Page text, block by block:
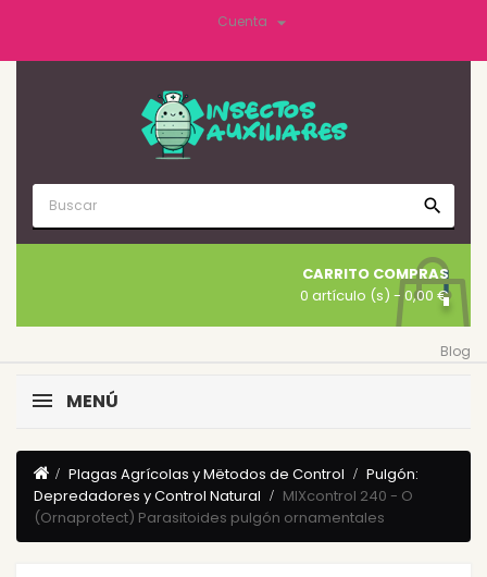
Cuenta 
search
CARRITO COMPRAS
0 artículo (s) - 0,00 €
Blog
MENÚ
Plagas Agrícolas y Mëtodos de Control
Pulgón:
Depredadores y Control Natural
MIXcontrol 240 - O
(Ornaprotect) Parasitoides pulgón ornamentales